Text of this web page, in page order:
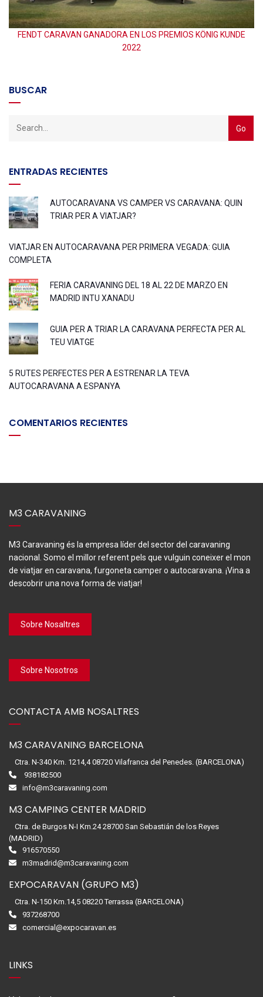
FENDT CARAVAN GANADORA EN LOS PREMIOS KÖNIG KUNDE
2022
BUSCAR
ENTRADAS RECIENTES
AUTOCARAVANA VS CAMPER VS CARAVANA: QUIN
TRIAR PER A VIATJAR?
VIATJAR EN AUTOCARAVANA PER PRIMERA VEGADA: GUIA
COMPLETA
FERIA CARAVANING DEL 18 AL 22 DE MARZO EN
MADRID INTU XANADU
GUIA PER A TRIAR LA CARAVANA PERFECTA PER AL
TEU VIATGE
5 RUTES PERFECTES PER A ESTRENAR LA TEVA
AUTOCARAVANA A ESPANYA
COMENTARIOS RECIENTES
M3 CARAVANING
M3 Caravaning és la empresa líder del sector del caravaning
nacional. Somo el millor referent pels que vulguin coneixer el mon
de viatjar en caravana, furgoneta camper o autocaravana. ¡Vina a
descobrir una nova forma de viatjar!
Sobre Nosaltres
Sobre Nosotros
CONTACTA AMB NOSALTRES
M3 CARAVANING BARCELONA
Ctra. N-340 Km. 1214,4 08720 Vilafranca del Penedes. (BARCELONA)
938182500
info@m3caravaning.com
M3 CAMPING CENTER MADRID
Ctra. de Burgos N-I Km.24 28700 San Sebastián de los Reyes
(MADRID)
916570550
m3madrid@m3caravaning.com
EXPOCARAVAN (GRUPO M3)
Ctra. N-150 Km.14,5 08220 Terrassa (BARCELONA)
937268700
comercial@expocaravan.es
LINKS